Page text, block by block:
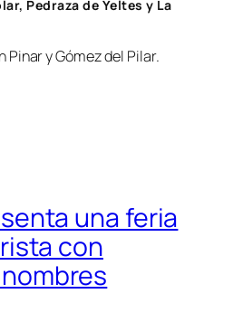
Pedraza de Yeltes y La
Pinar y Gómez del Pilar.
una feria
con